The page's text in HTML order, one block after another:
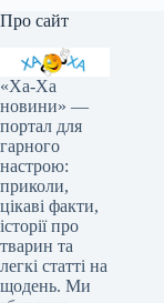
Про сайт
«Ха-Ха
новини» —
портал для
гарного
настрою:
приколи,
цікаві факти,
історії про
тварин та
легкі статті на
щодень. Ми